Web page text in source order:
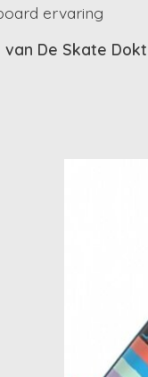
ervaring
De Skate